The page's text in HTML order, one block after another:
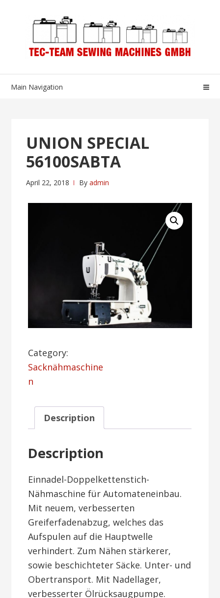
Main Navigation
UNION SPECIAL
56100SABTA
April 22, 2018 Byadmin
Category:
Sacknähmaschine
n
Description
Description
Einnadel-Doppelkettenstich-
Nähmaschine für Automateneinbau.
Mit neuem, verbesserten
Greiferfadenabzug, welches das
Aufspulen auf die Hauptwelle
verhindert. Zum Nähen stärkerer,
sowie beschichteter Säcke. Unter- und
Obertransport. Mit Nadellager,
verbesserter Ölrücksaugpumpe.